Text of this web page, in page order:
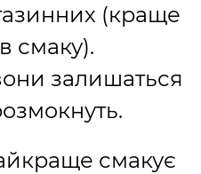
(краще
смаку).
залишаться
смакує